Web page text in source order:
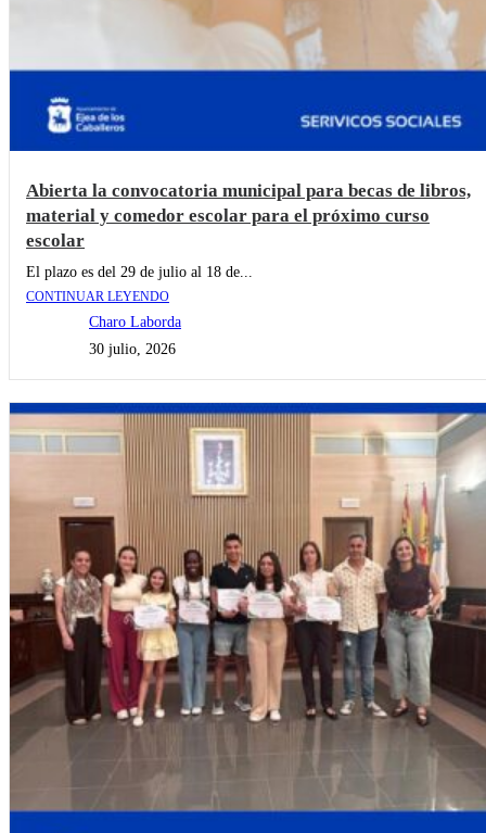
Abierta la convocatoria municipal para becas de libros,
material y comedor escolar para el próximo curso
escolar
El plazo es del 29 de julio al 18 de...
CONTINUAR LEYENDO
Charo Laborda
30 julio, 2026